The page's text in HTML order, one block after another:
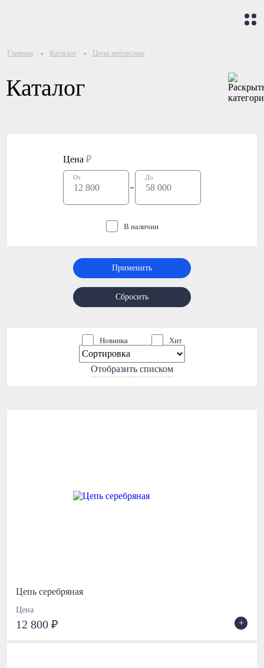
Главная Каталог Цепи авторские
Каталог
Цена ₽
От До
В наличии
Применить
Сбросить
Новинка Хит
Отобразить списком
Цепь серебряная
Цена
12 800 ₽ +